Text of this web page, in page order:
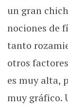
un gran
nociones de
tanto
otros
es muy alta,
muy gráfico.